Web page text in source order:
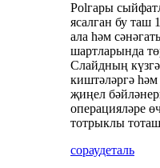
Polгары
ясалган бу таш
ала һәм
шартларында
Слайдның
киштәләргә
җиңел
операцияләре
тотрыклы
сораудеталь